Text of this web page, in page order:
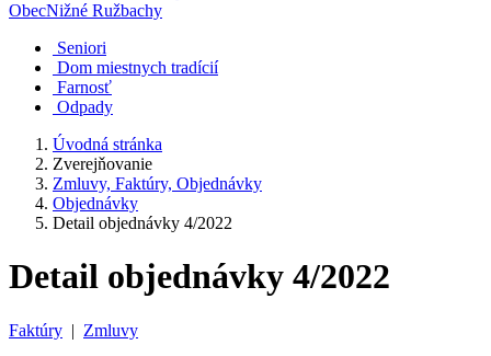
ObecNižné Ružbachy
Seniori
Dom miestnych tradícií
Farnosť
Odpady
Úvodná stránka
Zverejňovanie
Zmluvy, Faktúry, Objednávky
Objednávky
Detail objednávky 4/2022
Detail objednávky 4/2022
Faktúry | Zmluvy